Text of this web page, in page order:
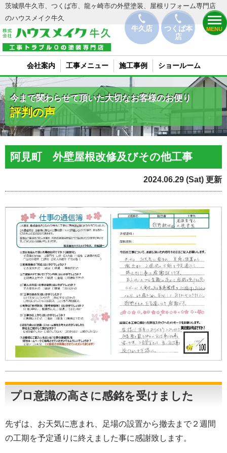
牛久店
つくば本
店
MENU
茨城県牛久市、つくば市、龍ヶ崎市の外壁塗装、屋根リフォーム専門店
のハウスメイク牛久
会社案内 工事メニュー 施工事例 ショールーム
今まで関わらせて頂いた大切なお客様のお便り
評判の声
阿見町 外壁屋根改修及びその他工事
2024.06.29 (Sat) 更新
プロ意識の高さに感銘を受けました
先ずは、お天気に恵まれ、足場の設置から撤去まで２週間
の工期を予定通りに終えました事に感謝致します。